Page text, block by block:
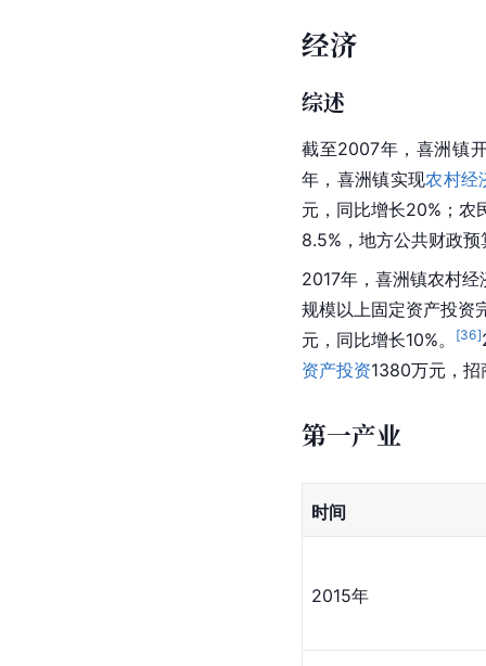
经济
综述
截至2007年，喜洲镇
年，喜洲镇实现农村经
元，同比增长20%；农
8.5%，地方公共财政
2017年，喜洲镇农村
规模以上固定资产投资
元，同比增长10%。
[36]
资产投资1380万元，招
第一产业
时间
2015年